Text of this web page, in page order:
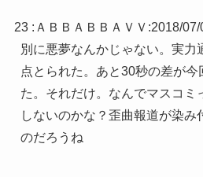
23 : ＡＢＢＡＢＢＡＶＶ :2018/
別に悪夢なんかじゃない。実力
点とられた。あと30秒の差が
た。それだけ。なんでマスコミ
しないのかな？歪曲報道が染み
のだろうね